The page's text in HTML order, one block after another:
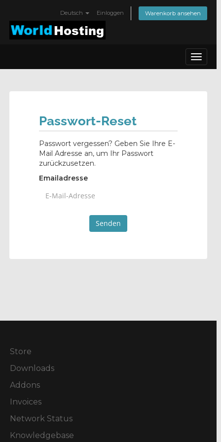
Deutsch Einloggen Warenkorb ansehen
Toggle
Passwort-Reset
Passwort vergessen? Geben Sie Ihre E-
Mail Adresse an, um Ihr Passwort
zurückzusetzen.
Emailadresse
Senden
Store
Downloads
Addons
Invoices
Network Status
Knowledgebase